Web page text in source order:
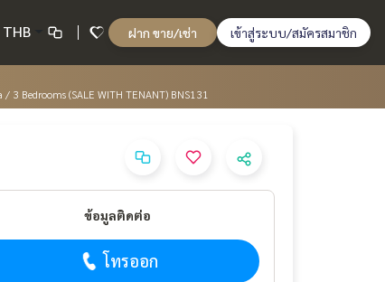
THB ฝาก ขาย/เช่า เข้าสู่ระบบ/สมัครสมาชิก
(SALE WITH TENANT) BNS131
ข้อมูลติดต่อ
โทรออก